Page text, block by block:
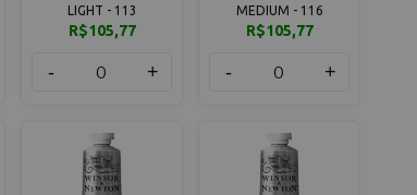
LIGHT - 113
R$105,77
- +
MEDIUM - 116
R$105,77
- +